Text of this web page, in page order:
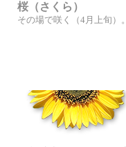
桜（さくら）
その場で咲く（4月上旬）。